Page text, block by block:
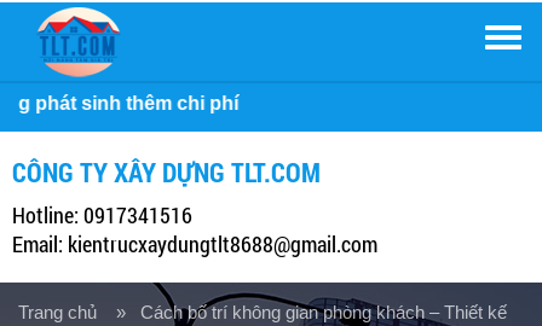
CÔNG TY XÂY DỰNG TLT.COM
Hotline: 0917341516
Email: kientrucxaydungtlt8688@gmail.com
Trang chủ » Cách bố trí không gian phòng khách – Thiết kế